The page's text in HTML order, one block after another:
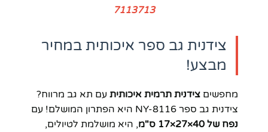
7113713
צידנית גב ספר איכותית במחיר
מבצע!
מחפשים צידנית תרמית איכותית עם תא גב מרווח?
צידנית גב ספר NY-8116 היא הפתרון המושלם! עם
נפח של 40×27×17 ס"מ
, היא מושלמת לטיולים,